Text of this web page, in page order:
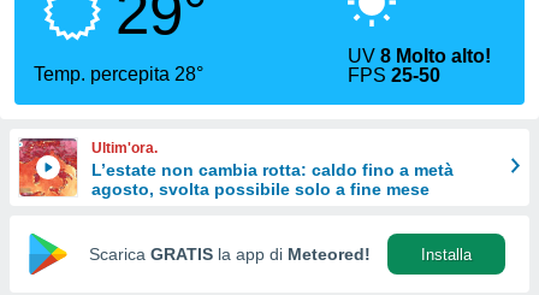
per
le
di
Web
Temp. percepita 28°
UV8 Molto alto!
FPS25-50
Ultim'ora.
L’estate non cambia rotta: caldo fino a metà
agosto, svolta possibile solo a fine mese
Scarica GRATIS la app di Meteored! Installa